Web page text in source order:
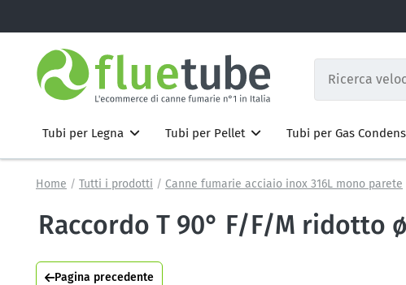
Tubi per Legna Tubi per Pellet Tubi per Gas
Home Tutti i prodotti Canne fumarie acciaio inox 316L mono parete
Raccordo T 90° F/F/M ridotto
Pagina precedente